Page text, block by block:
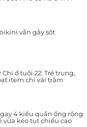
vẫn gây sốt
ở tuổi 22: Trẻ trung,
item chỉ vài trăm
4 kiểu quần ống rộng
vừa kéo tụt chiều cao